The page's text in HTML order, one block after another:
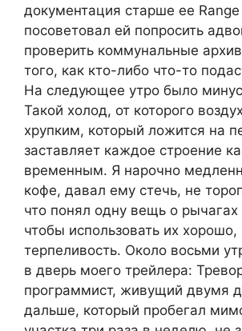
документация старше ее Range
посоветовал ей попросить
проверить коммунальные
того, как кто-либо что-то
На следующее утро было
Такой холод, от которого
хрупким, который ложится на
заставляет каждое строение
временным. Я нарочно
кофе, давал ему стечь, не
что понял одну вещь о рычагах
чтобы использовать их
терпеливость. Около восьми
в дверь моего трейлера:
программист, живущий двумя
дальше, который пробегал